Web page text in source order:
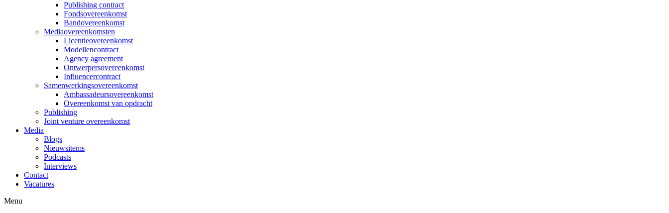
Publishing contract
Fondsovereenkomst
Bandovereenkomst
Mediaovereenkomsten
Licentieovereenkomst
Modellencontract
Agency agreement
Ontwerpersovereenkomst
Influencercontract
Samenwerkingsovereenkomst
Ambassadeursovereenkomst
Overeenkomst van opdracht
Publishing
Joint venture overeenkomst
Media
Blogs
Nieuwsitems
Podcasts
Interviews
Contact
Vacatures
Menu